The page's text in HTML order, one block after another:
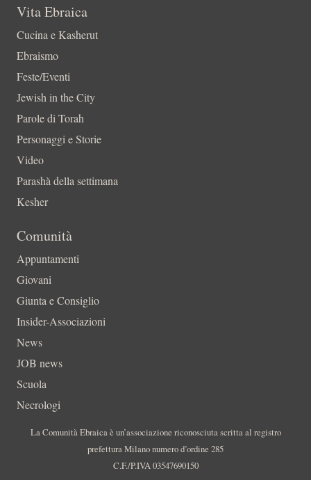
Vita Ebraica
Cucina e Kasherut
Ebraismo
Feste/Eventi
Jewish in the City
Parole di Torah
Personaggi e Storie
Video
Parashà della settimana
Kesher
Comunità
Appuntamenti
Giovani
Giunta e Consiglio
Insider-Associazioni
News
JOB news
Scuola
Necrologi
La Comunità Ebraica è un’associazione riconosciuta scritta al registro
prefettura Milano numero d’ordine 285
C.F./P.IVA 03547690150